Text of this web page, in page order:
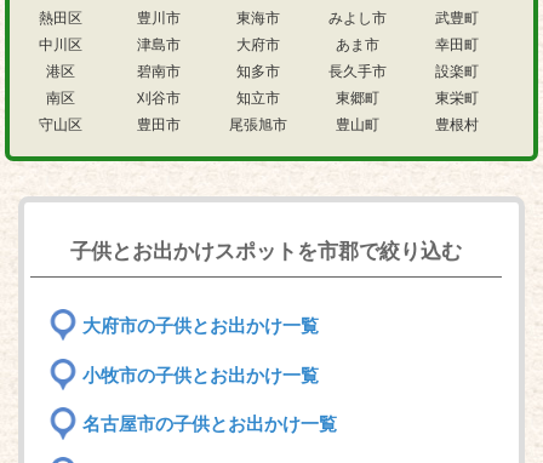
熱田区
中川区
港区
南区
守山区
豊川市
津島市
碧南市
刈谷市
豊田市
東海市
大府市
知多市
知立市
尾張旭市
みよし市
あま市
長久手市
東郷町
豊山町
武豊町
幸田町
設楽町
東栄町
豊根村
子供とお出かけスポットを市郡で絞り込む
大府市の子供とお出かけ一覧
小牧市の子供とお出かけ一覧
名古屋市の子供とお出かけ一覧